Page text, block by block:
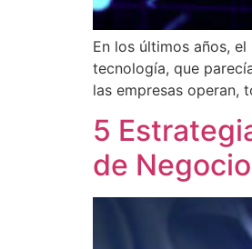
En los últimos años,
tecnología, que
las empresas operan,
5
de Negocio